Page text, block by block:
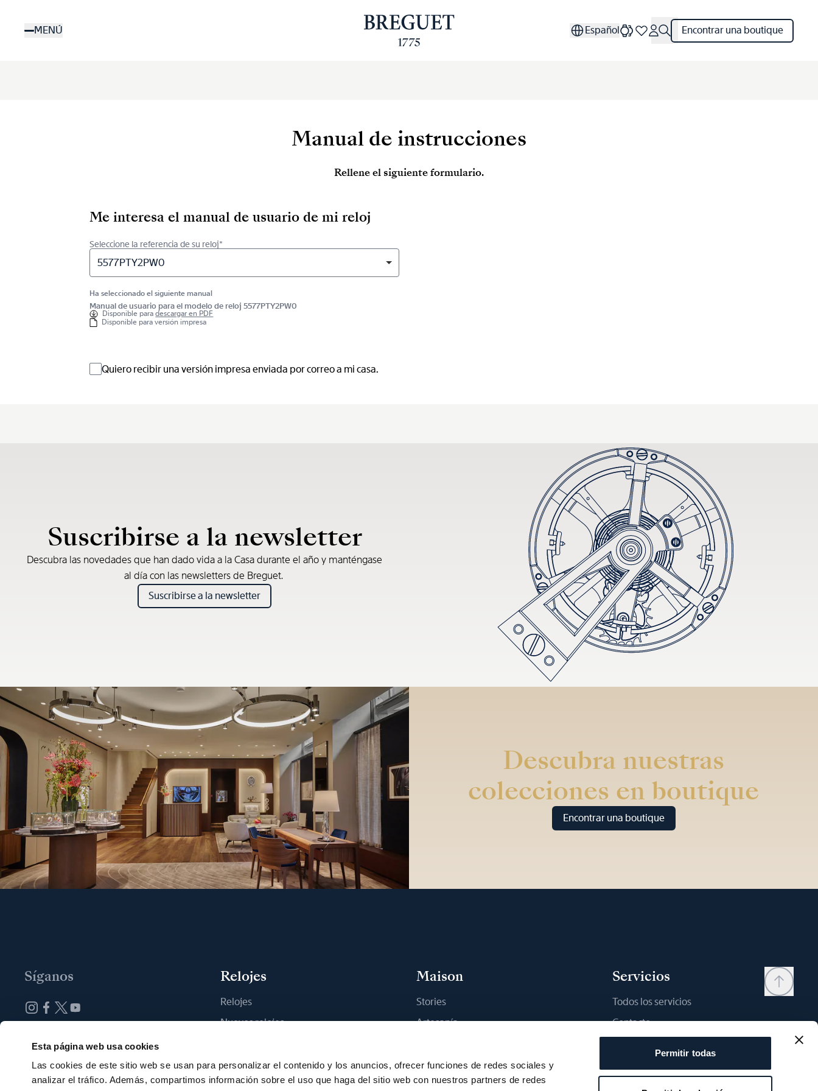
Esta página web usa cookies
Las cookies de este sitio web se usan para personalizar el contenido y los anuncios, ofrecer funciones de redes sociales y
analizar el tráfico. Además, compartimos información sobre el uso que haga del sitio web con nuestros partners de redes
Permitir todas
contenidoMENÚ Español Encontrar una boutique
Manual de instrucciones
Rellene el siguiente formulario.
Me interesa el manual de usuario de mi reloj
Seleccione la referencia de su reloj*
5577PTY2PW0
Ha seleccionado el siguiente manual
Manual de usuario para el modelo de reloj 5577PTY2PW0
Disponible paradescargar en PDF
Disponible para versión impresa
Quiero recibir una versión impresa enviada por correo a mi casa.
Suscribirse a la newsletter
Descubra las novedades que han dado vida a la Casa durante el año y manténgase
al día con las newsletters de Breguet.
Suscribirse a la newsletter
Descubra nuestras
colecciones en boutique
Encontrar una boutique
Síganos Relojes
Relojes
Nuevos relojes
Maison
Stories
Artesanía
Sostenibilidad
Empleo
Servicios
Todos los servicios
Contacto